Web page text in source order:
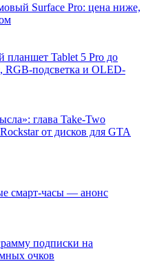
Surface Pro: цена ниже,
планшет Tablet 5 Pro до
RGB-подсветка и OLED-
глава Take-Two
от дисков для GTA
смарт-часы — анонс
подписки на
очков